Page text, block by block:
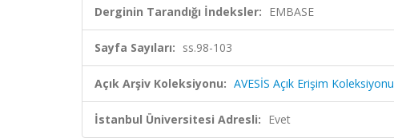
Derginin Tarandığı İndeksler: EMBASE
Sayfa Sayıları: ss.98-103
Açık Arşiv Koleksiyonu: AVESİS Açık Erişim Koleksiyonu
İstanbul Üniversitesi Adresli: Evet